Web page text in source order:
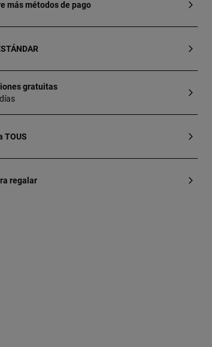
color lila. Tamaño motivo: 13
con plata de primera ley
Esta calidad garantiza una
más métodos de pago
gratuitas
TOUS
regalar